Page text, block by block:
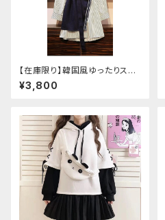
【在庫限り】韓国風ゆったりスタ
イルニットベスト ＋ ストライプシ
ャツ ベルト付き
¥3,800